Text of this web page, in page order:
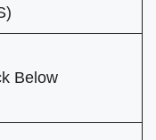
Below